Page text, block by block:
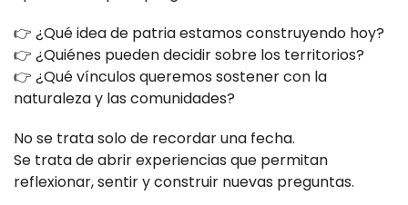
👉 ¿Qué idea de patria estamos construyendo hoy?
👉 ¿Quiénes pueden decidir sobre los territorios?
👉 ¿Qué vínculos queremos sostener con la
naturaleza y las comunidades?
No se trata solo de recordar una fecha.
Se trata de abrir experiencias que permitan
reflexionar, sentir y construir nuevas preguntas.